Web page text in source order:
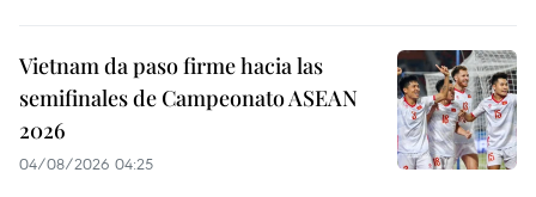
Vietnam da paso firme hacia las
semifinales de Campeonato ASEAN
2026
04/08/2026 04:25